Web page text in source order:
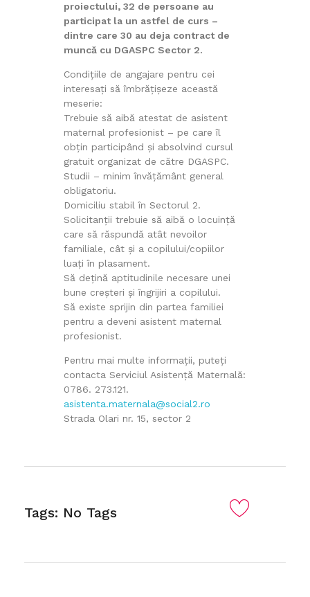
proiectului, 32 de persoane au
participat la un astfel de curs –
dintre care 30 au deja contract de
muncă cu DGASPC Sector 2.
Condițiile de angajare pentru cei
interesați să îmbrățișeze această
meserie:
Trebuie să aibă atestat de asistent
maternal profesionist – pe care îl
obțin participând și absolvind cursul
gratuit organizat de către DGASPC.
Studii – minim învățământ general
obligatoriu.
Domiciliu stabil în Sectorul 2.
Solicitanții trebuie să aibă o locuință
care să răspundă atât nevoilor
familiale, cât și a copilului/copiilor
luați în plasament.
Să dețină aptitudinile necesare unei
bune creșteri și îngrijiri a copilului.
Să existe sprijin din partea familiei
pentru a deveni asistent maternal
profesionist.
Pentru mai multe informații, puteți
contacta Serviciul Asistență Maternală:
0786. 273.121.
asistenta.maternala@social2.ro
Strada Olari nr. 15, sector 2
Tags: No Tags